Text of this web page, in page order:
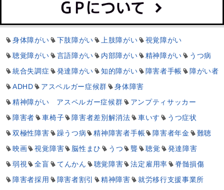
身体障がい 下肢障がい 上肢障がい
視覚障がい
聴覚障がい
言語障がい 内部障がい 精神障がい
うつ病
統合失調症
発達障がい 知的障がい 障害者手帳
障がい者
ADHD
アスペルガー症候群
身体障害
精神障がい アスペルガー症候群
アンプティサッカー
障害者
車椅子 障害者差別解消法 車いす
うつ症状
双極性障害
躁うつ病 精神障害者手帳 障害者年金
難聴
映画
視覚障害 脳性まひ うつ 聾 聴覚
発達障害
弱視
全盲 てんかん 聴覚障害 法定雇用率
脊髄損傷
障害者採用
障害者割引 精神障害
就労移行支援事業所